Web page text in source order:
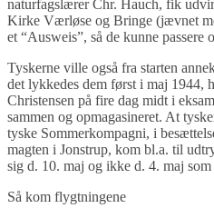
naturfagslærer Chr. Hauch, fik
Kirke Værløse og Bringe (jævnet
et “Ausweis”, så de kunne
Tyskerne ville også fra starten
det lykkedes dem først i maj 1944,
Christensen på fire dag midt i
sammen og opmagasineret. At
tyske Sommerkompagni, i
magten i Jonstrup, kom bl.a. til
sig d. 10. maj og ikke d. 4. maj som
Så kom flygtningene